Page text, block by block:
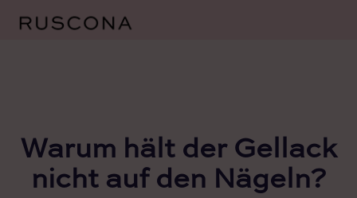
Warum hält der Gellack
nicht auf den Nägeln?